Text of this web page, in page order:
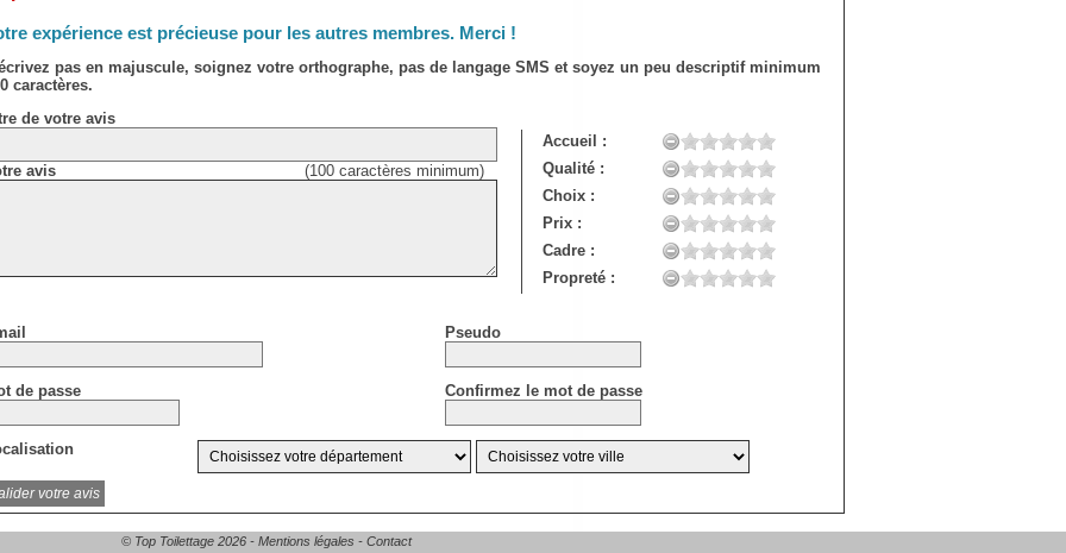
expérience est précieuse pour les autres membres. Merci !
pas en majuscule, soignez votre orthographe, pas de langage SMS et soyez un peu descriptif minimum
caractères.
de votre avis
avis (100 caractères minimum)
Accueil :
Qualité :
Choix :
Prix :
Cadre :
Propreté :
Pseudo
de passe Confirmez le mot de passe
© Top Toilettage 2026 - Mentions légales - Contact